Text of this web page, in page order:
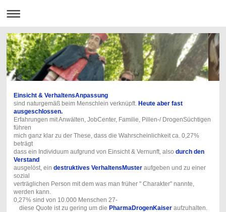
Einsicht & VerhaltensAnpassung
sind naturgemäß beim Menschlein verknüpft. Heute aber fast
ausgeschlossen.
Erfahrungen mit Anwälten, JobCenter, Familie, Pillen-/ DrogenSüchtigen
führen
mich ganz klar zu der These, dass die Wahrscheinlichkeit ca. 0,27%
beträgt
dass ein Individuum aufgrund von Einsicht & Vernunft, also durch den
Verstand
ausgelöst, ein destruktives VerhaltensMusteraufgeben und zu einer
sozial
verträglichen Person mit dem was man früher " Charakter" nannte,
werden kann.
0,27% sind von 10.000 Menschen 27-
diese Quote ist zu gering um die PharmaDrogenKaiseraufzuhalten.